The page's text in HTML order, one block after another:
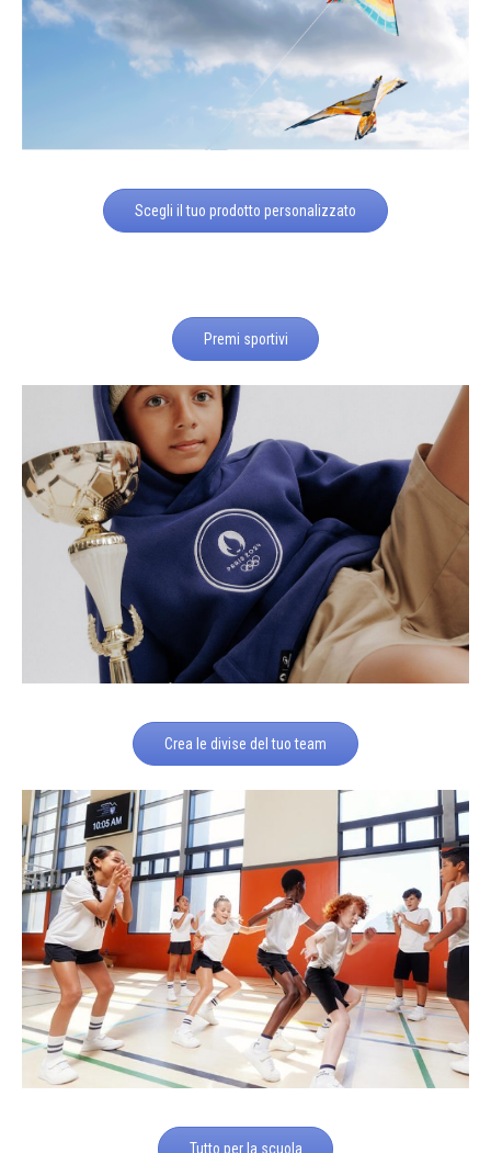
Scegli il tuo prodotto personalizzato
Premi sportivi
Crea le divise del tuo team
Tutto per la scuola